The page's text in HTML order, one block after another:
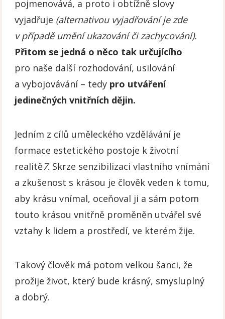
pojmenovává, a proto i obtížně slovy
vyjadřuje (alternativou vyjadřování je zde
v případě umění ukazování či zachycování).
Přitom se jedná o něco tak určujícího
pro naše další rozhodování, usilování
a vybojovávání – tedy pro utváření
jedinečných vnitřních dějin.
Jedním z cílů uměleckého vzdělávání je
formace estetického postoje k životní
realitě7. Skrze senzibilizaci vlastního vnímání
a zkušenost s krásou je člověk veden k tomu,
aby krásu vnímal, oceňoval ji a sám potom
touto krásou vnitřně proměněn utvářel své
vztahy k lidem a prostředí, ve kterém žije.
Takový člověk má potom velkou šanci, že
prožije život, který bude krásný, smysluplný
a dobrý.